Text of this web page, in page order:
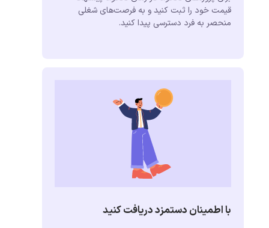
قیمت خود را ثبت کنید و به فرصت‌های شغلی
منحصر به فرد دسترسی پیدا کنید.
با اطمینان دستمزد دریافت کنید